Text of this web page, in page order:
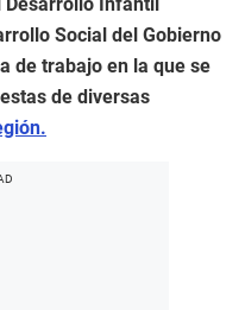
Infantil
Social del Gobierno
de trabajo en la que se
de diversas